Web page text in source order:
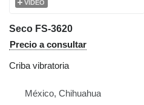
VÍDEO
Seco FS-3620
Precio a consultar
Criba vibratoria
México, Chihuahua